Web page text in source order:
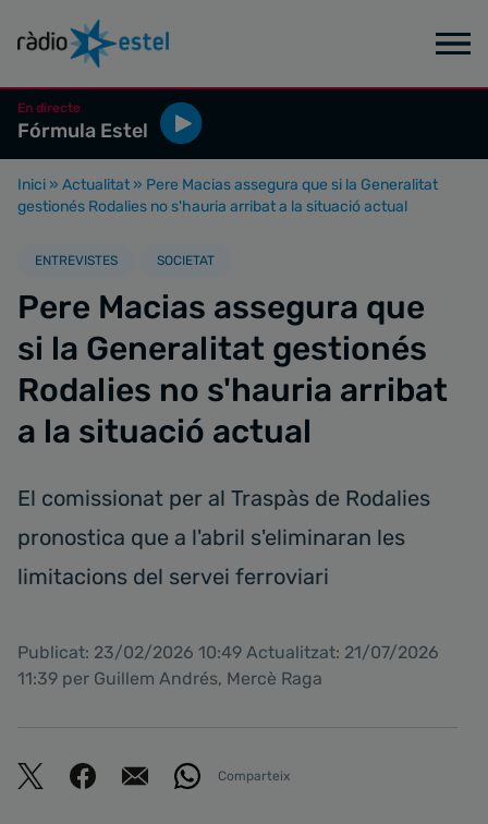
En directe
Fórmula Estel
Inici » Actualitat » Pere Macias assegura que si la Generalitat
gestionés Rodalies no s'hauria arribat a la situació actual
ENTREVISTES SOCIETAT
Pere Macias assegura que
si la Generalitat gestionés
Rodalies no s'hauria arribat
a la situació actual
El comissionat per al Traspàs de Rodalies
pronostica que a l'abril s'eliminaran les
limitacions del servei ferroviari
Publicat: 23/02/2026 10:49 Actualitzat: 21/07/2026
11:39 per Guillem Andrés, Mercè Raga
Comparteix